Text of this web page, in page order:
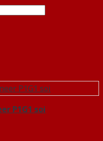
P1G1 soi